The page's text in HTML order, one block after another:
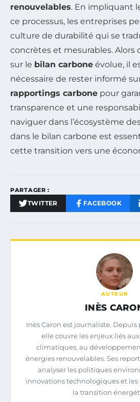
renouvelables. En impliquant
ce processus, les entreprises
culture de durabilité qui se
concrètes et mesurables. Alors
sur le bilan carbone évolue, il
nécessaire de rester informé
rapportings carbone pour
transparence et une
naviguer dans l’écosystème
dans le bilan carbone est
cette transition vers une
PARTAGER :
TWITTER FACEBOOK
AUTEUR
INÈS
Inès Caron est journaliste. Depuis
elle couvre les enjeux liés
climatiques, au
énergies renouvelables. Ses
analyser les politiques
innovations technologiques et les
la transition